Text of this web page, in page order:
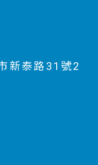
新泰路31號2